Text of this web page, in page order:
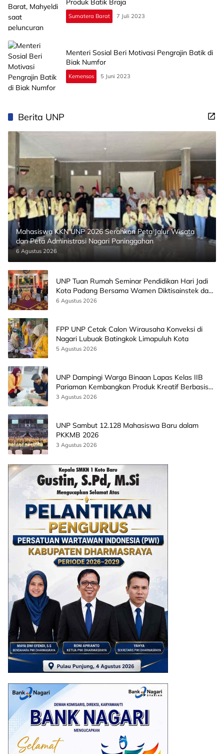
Produk Batik Braja
Sumatera Barat 7 Juli 2023
Menteri Sosial Beri Motivasi Pengrajin Batik di
Biak Numfor
Kemensos 5 Juni 2023
Berita UNP
Mahasiswa KKN UNP 2026 Serahkan Peta Jalur Wisata
dan Peta Administrasi Nagari Paninggahan
6 Agustus 2026
UNP Tuan Rumah Seminar Pendidikan Hari Jadi
Kota Padang Bersama Wamen Diktisainstek dan
CEO EMGS Malaysia
6 Agustus 2026
FPP UNP Cetak Calon Wirausaha Konveksi di
Nagari Lubuak Batingkok Limapuluh Kota
5 Agustus 2026
UNP Dampingi Warga Binaan Lapas Kelas IIB
Pariaman Kembangkan Produk Kreatif Berbasis
AI
3 Agustus 2026
UNP Sambut 12.128 Mahasiswa Baru dalam
PKKMB 2026
3 Agustus 2026